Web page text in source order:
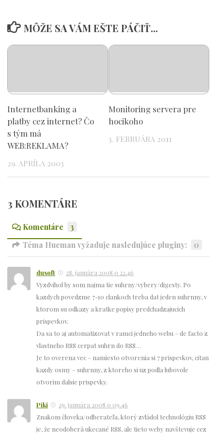
MÔŽE SA VÁM EŠTE PÁČIŤ...
Internetbanking a
platby cez internet? Čo
s tým má
WEB:REKLAMA?
29. APRÍLA 2003
Monitoring servera pre
hocikoho
3. FEBRUÁRA 2011
3 KOMENTÁRE
Komentáre
3
Téma Hueman vyžaduje nasledujúce pluginy:
0
dusoft
28. januára 2008 o 22.46
Vyzdvihol by som najma tie suhrny/vybery/digesty. Po
kazdych povedzme 7-10 clankoch treba dat jeden suhrnny, v
ktorom su odkazy a kratke popisy predchadzajucich
prispevkov.
Da sa to aj automatizovat v ramci jedneho webu – de facto z
vlastneho RSS cerpat suhrn do RSS…
Je to overena vec – namiesto otvorenia si 7 prispevkov, citan
kazdy osmy – suhrnny, z ktoreho si uz podla lubovole
otvorim dalsie prispevky.
Piki
29. januára 2008 o 09.46
Znakom človeka/odberateľa, ktorý zvládol technológiu RSS
je, že neodoberá ukecané RSS, ale tieto weby navštevuje cez